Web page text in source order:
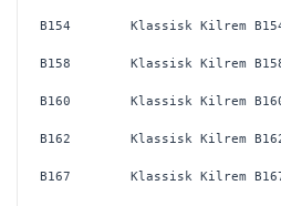
B154 Klassisk Kilrem
B158 Klassisk Kilrem
B160 Klassisk Kilrem
B162 Klassisk Kilrem
B167 Klassisk Kilrem